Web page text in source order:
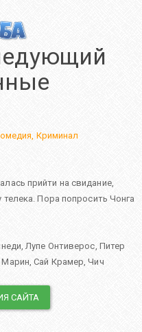
, Криминал
прийти на свидание,
телека. Пора попросить Чонга
,Лупе Онтиверос, Питер
Марин,Сай Крамер,Чич
САЙТА